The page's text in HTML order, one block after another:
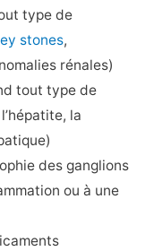
type de
stones,
rénales)
tout type de
la
des ganglions
ou à une